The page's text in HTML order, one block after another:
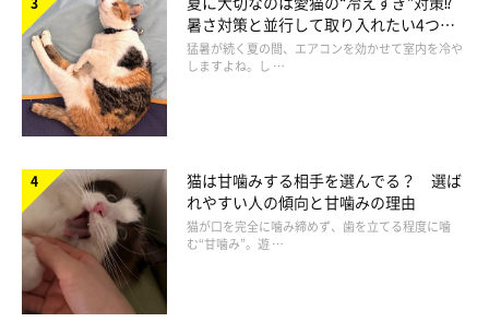
クリスマスのチキンがキケン！
暑さ対策と並行して取り入れたい4つの
工夫
猛暑が続く夏の間、エアコンを効かせて室内を冷や
しますよね。し …
猫は甘噛みする相手を選んでる？ 選ば
れやすい人の傾向と甘噛みの理由
猫が口を完全に噛み締めず、歯を立てる程度に噛
む“甘噛み”。遊 …